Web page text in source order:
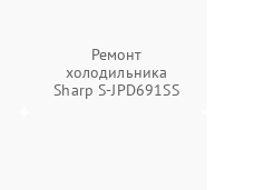
Ремонт
холодильника
Sharp S-JPD691SS